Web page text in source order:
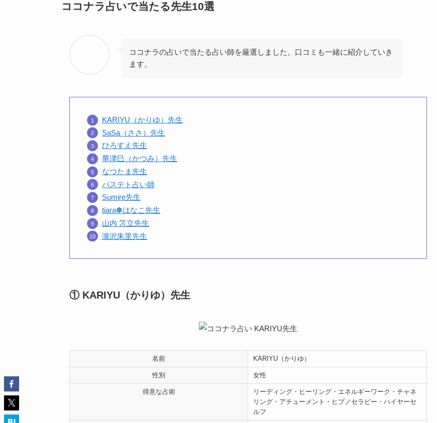
ココナラ占いで当たる先生10選
ココナラの占いで当たる占い師を厳選しました。口コミも一緒に紹介していき
ます。
KARIYU（かりゆ）先生
SaSa（ささ）先生
ひろすえ先生
華津巳（かつみ）先生
なつたま先生
バステト占い師
Sumire先生
tiara✽はなこ先生
山内 笘立先生
瀧沢朱里先生
① KARIYU（かりゆ）先生
名前 KARIYU（かりゆ）
性別 女性
得意な占術
リーディング・ヒーリング・エネルギーワーク・チャネ
リング・アチューメント・ヒプノセラピー・ハイヤーセ
ルフ